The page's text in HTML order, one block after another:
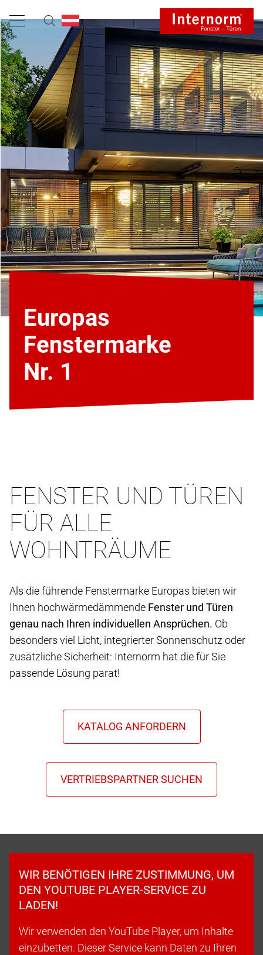
Europas
Fenstermarke
Nr. 1
FENSTER UND TÜREN
FÜR ALLE
WOHNTRÄUME
Als die führende Fenstermarke Europas bieten wir
Ihnen hochwärmedämmende Fenster und Türen
genau nach Ihren individuellen Ansprüchen. Ob
besonders viel Licht, integrierter Sonnenschutz oder
zusätzliche Sicherheit: Internorm hat die für Sie
passende Lösung parat!
WIR BENÖTIGEN IHRE ZUSTIMMUNG, UM
DEN YOUTUBE PLAYER-SERVICE ZU
LADEN!
Wir verwenden den YouTube Player, um Inhalte
einzubetten. Dieser Service kann Daten zu Ihren